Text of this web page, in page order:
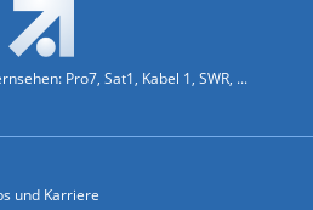
Pro7, Sat1, Kabel 1, SWR, ...
und Karriere